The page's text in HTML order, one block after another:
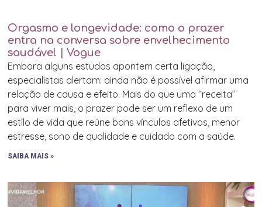
Orgasmo e longevidade: como o prazer
entra na conversa sobre envelhecimento
saudável | Vogue
Embora alguns estudos apontem certa ligação,
especialistas alertam: ainda não é possível afirmar uma
relação de causa e efeito. Mais do que uma “receita”
para viver mais, o prazer pode ser um reflexo de um
estilo de vida que reúne bons vínculos afetivos, menor
estresse, sono de qualidade e cuidado com a saúde.
SAIBA MAIS »